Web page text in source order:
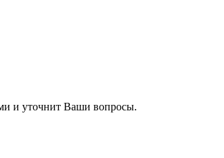
и уточнит Ваши вопросы.